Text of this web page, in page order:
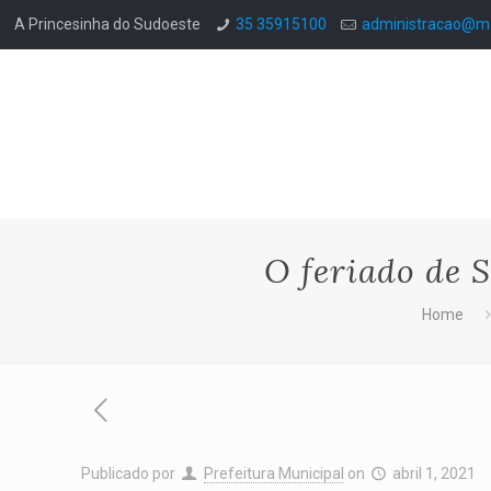
A Princesinha do Sudoeste 35 35915100
O feriado de
Home
Publicado por Prefeitura Municipal on abril 1, 2021